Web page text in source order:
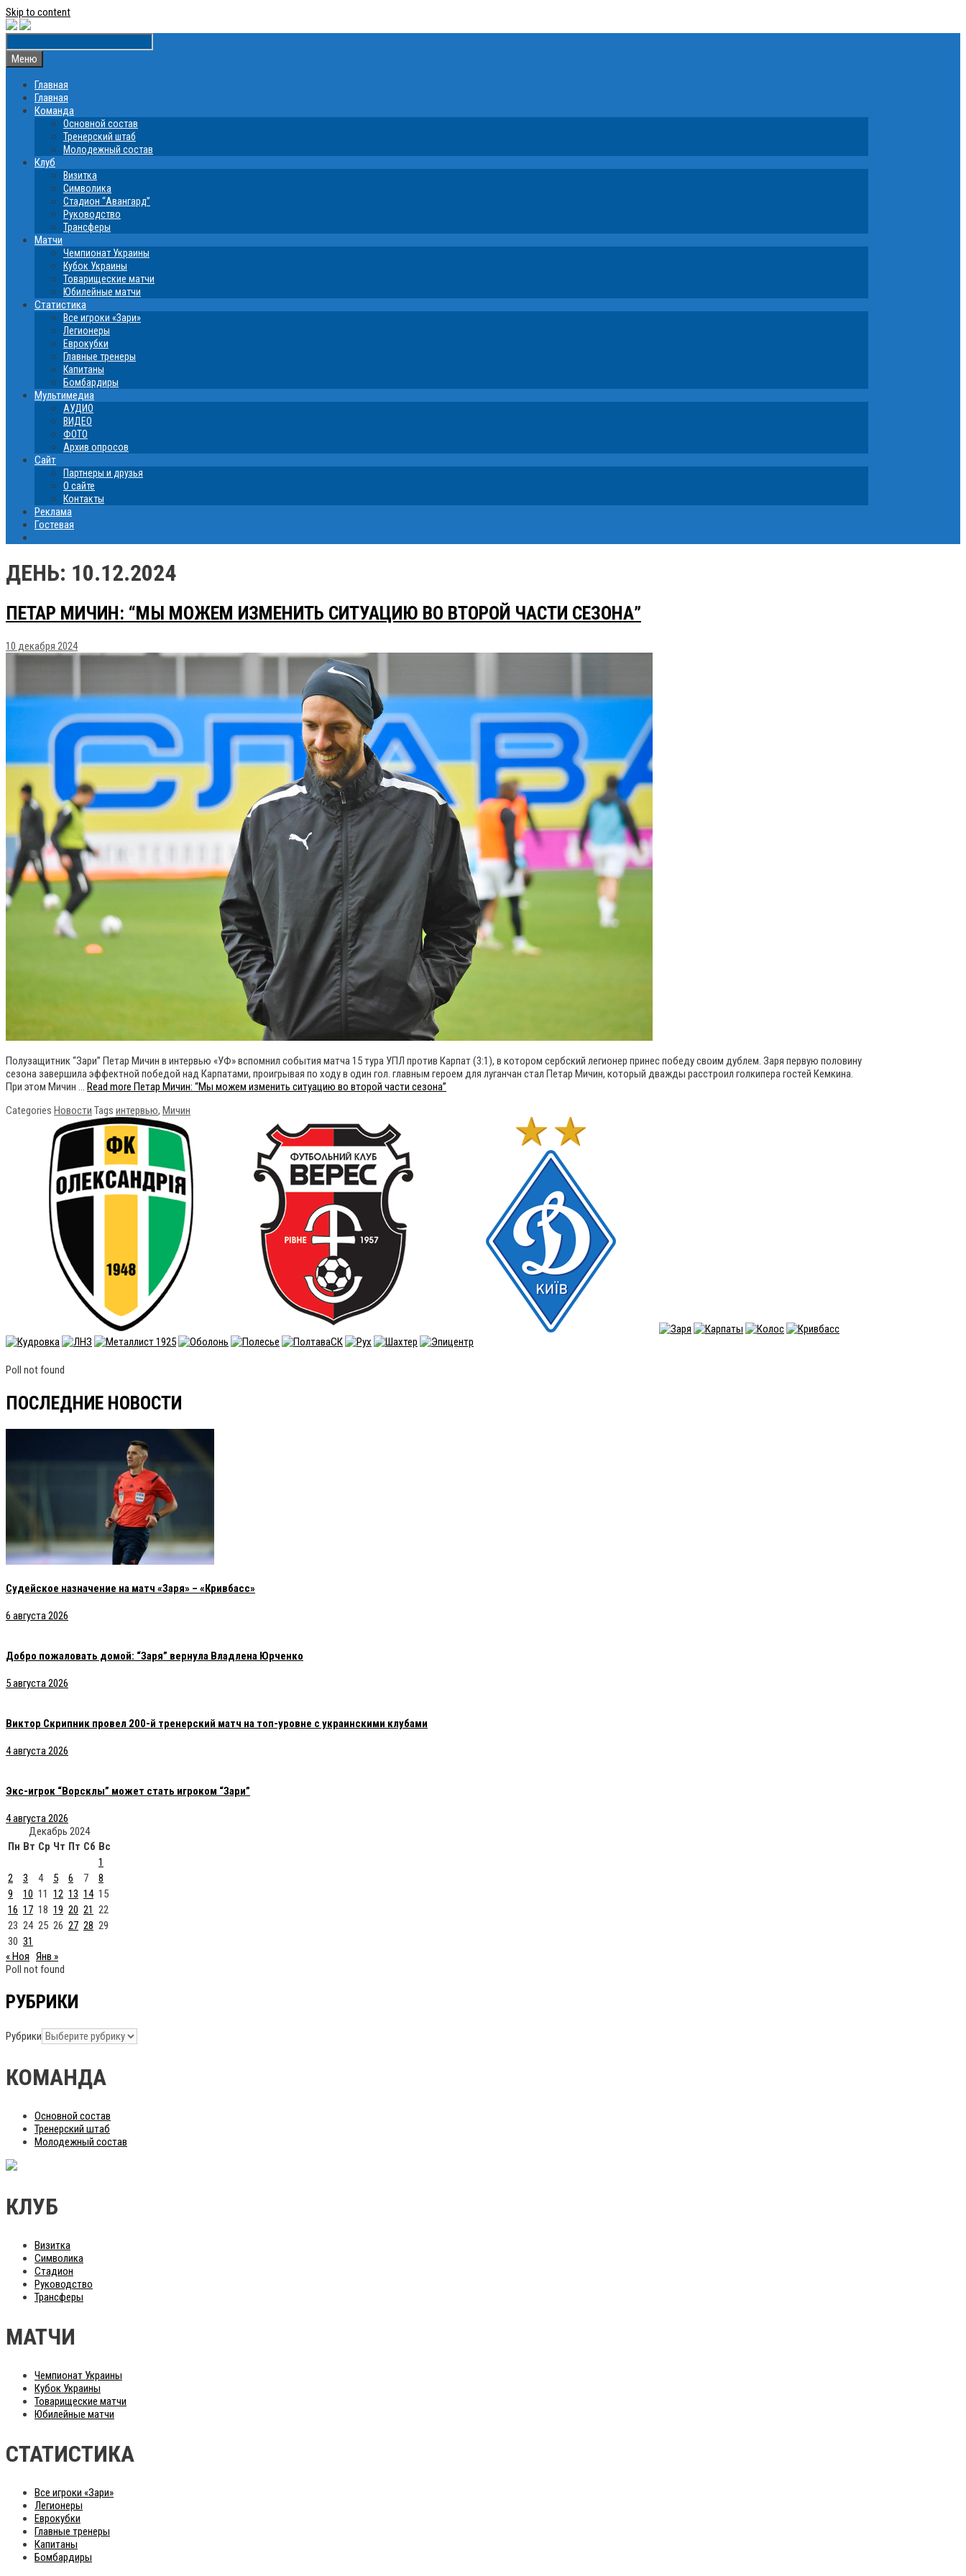
Skip to content
Меню
Главная
Главная
Команда
Основной состав
Тренерский штаб
Молодежный состав
Клуб
Визитка
Символика
Стадион “Авангард”
Руководство
Трансферы
Матчи
Чемпионат Украины
Кубок Украины
Товарищеские матчи
Юбилейные матчи
Статистика
Все игроки «Зари»
Легионеры
Еврокубки
Главные тренеры
Капитаны
Бомбардиры
Мультимедиа
АУДИО
ВИДЕО
ФОТО
Архив опросов
Сайт
Партнеры и друзья
О сайте
Контакты
Реклама
Гостевая
ДЕНЬ: 10.12.2024
ПЕТАР МИЧИН: “МЫ МОЖЕМ ИЗМЕНИТЬ СИТУАЦИЮ ВО ВТОРОЙ ЧАСТИ СЕЗОНА”
10 декабря 2024
Полузащитник “Зари” Петар Мичин в интервью «УФ» вспомнил события матча 15 тура УПЛ против Карпат (3:1), в котором сербский легионер принес победу своим дублем. Заря первую половину
сезона завершила эффектной победой над Карпатами, проигрывая по ходу в один гол. главным героем для луганчан стал Петар Мичин, который дважды расстроил голкипера гостей Кемкина.
При этом Мичин … Read more Петар Мичин: “Мы можем изменить ситуацию во второй части сезона”
Categories Новости Tags интервью, Мичин
Poll not found
ПОСЛЕДНИЕ НОВОСТИ
Судейское назначение на матч «Заря» – «Кривбасс»
6 августа 2026
Добро пожаловать домой: “Заря” вернула Владлена Юрченко
5 августа 2026
Виктор Скрипник провел 200-й тренерский матч на топ-уровне с украинскими клубами
4 августа 2026
Экс-игрок “Ворсклы” может стать игроком “Зари”
4 августа 2026
Декабрь 2024
Пн Вт Ср Чт Пт Сб Вс
1
2
3 4 5 6 7
8
9
10 11 12 13 14 15
16 17 18 19 20 21 22
23 24 25 26 27 28 29
30 31
« Ноя Янв »
Poll not found
РУБРИКИ
Рубрики
КОМАНДА
Основной состав
Тренерский штаб
Молодежный состав
КЛУБ
Визитка
Символика
Стадион
Руководство
Трансферы
МАТЧИ
Чемпионат Украины
Кубок Украины
Товарищеские матчи
Юбилейные матчи
СТАТИСТИКА
Все игроки «Зари»
Легионеры
Еврокубки
Главные тренеры
Капитаны
Бомбардиры